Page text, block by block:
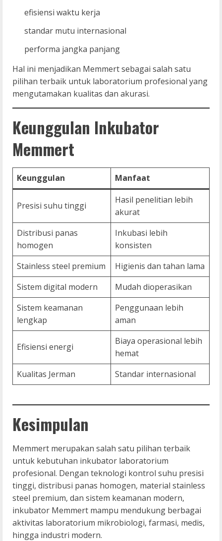
efisiensi waktu kerja
standar mutu internasional
performa jangka panjang
Hal ini menjadikan Memmert sebagai salah satu
pilihan terbaik untuk laboratorium profesional yang
mengutamakan kualitas dan akurasi.
Keunggulan Inkubator
Memmert
Keunggulan Manfaat
Presisi suhu tinggi
Hasil penelitian lebih
akurat
Distribusi panas
homogen
Inkubasi lebih
konsisten
Stainless steel premium
Higienis dan tahan lama
Sistem digital modern
Mudah dioperasikan
Sistem keamanan
lengkap
Penggunaan lebih
aman
Efisiensi energi
Biaya operasional lebih
hemat
Kualitas Jerman
Standar internasional
Kesimpulan
Memmert merupakan salah satu pilihan terbaik
untuk kebutuhan inkubator laboratorium
profesional. Dengan teknologi kontrol suhu presisi
tinggi, distribusi panas homogen, material stainless
steel premium, dan sistem keamanan modern,
inkubator Memmert mampu mendukung berbagai
aktivitas laboratorium mikrobiologi, farmasi, medis,
hingga industri modern.